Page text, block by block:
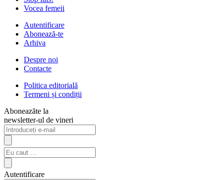
Vocea femeii
Autentificare
Abonează-te
Arhiva
Despre noi
Contacte
Politica editorială
Termeni și condiții
Aboneazăte la
newsletter-ul de vineri
Autentificare